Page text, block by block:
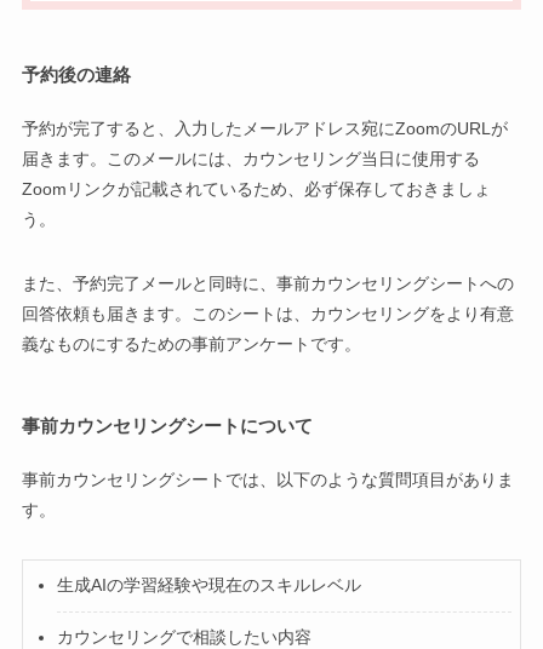
予約後の連絡
予約が完了すると、入力したメールアドレス宛にZoomのURLが
届きます。このメールには、カウンセリング当日に使用する
Zoomリンクが記載されているため、必ず保存しておきましょ
う。
また、予約完了メールと同時に、事前カウンセリングシートへの
回答依頼も届きます。このシートは、カウンセリングをより有意
義なものにするための事前アンケートです。
事前カウンセリングシートについて
事前カウンセリングシートでは、以下のような質問項目がありま
す。
生成AIの学習経験や現在のスキルレベル
カウンセリングで相談したい内容